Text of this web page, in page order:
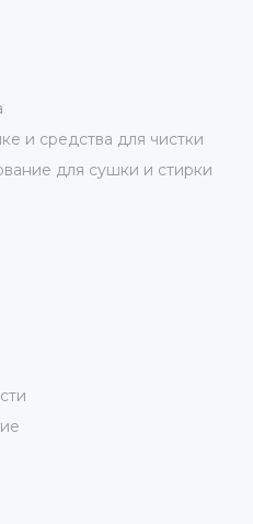
и средства для чистки
для сушки и стирки